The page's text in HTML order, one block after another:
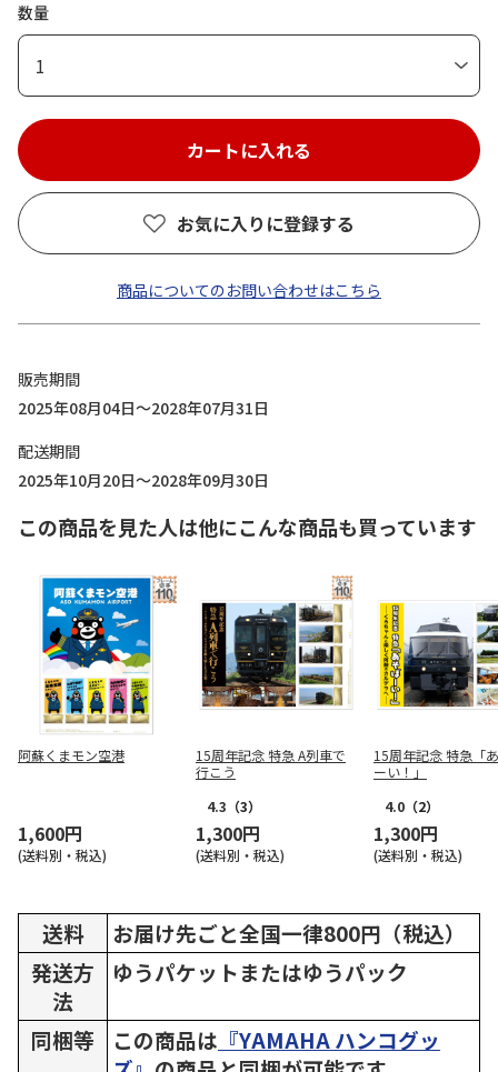
数量
1
お気に入りに登録する
商品についてのお問い合わせはこちら
販売期間
2025年08月04日～2028年07月31日
配送期間
2025年10月20日～2028年09月30日
この商品を見た人は他にこんな商品も買っています
阿蘇くまモン空港
1,600円
(送料別・税込)
15周年記念 特急 A列車で
行こう
4.3 （3）
1,300円
(送料別・税込)
15周年記念 特急「
ーい！」
4.0 （2）
1,300円
(送料別・税込)
送料
お届け先ごと全国一律800円（税込）
発送方
法
ゆうパケットまたはゆうパック
同梱等 この商品は 『YAMAHA ハンコグッ